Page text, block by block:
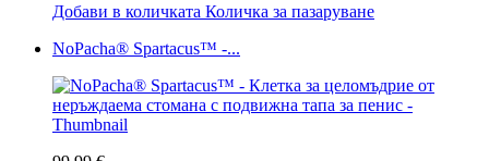
Добави в количката Количка за пазаруване
NoPacha® Spartacus™ -...